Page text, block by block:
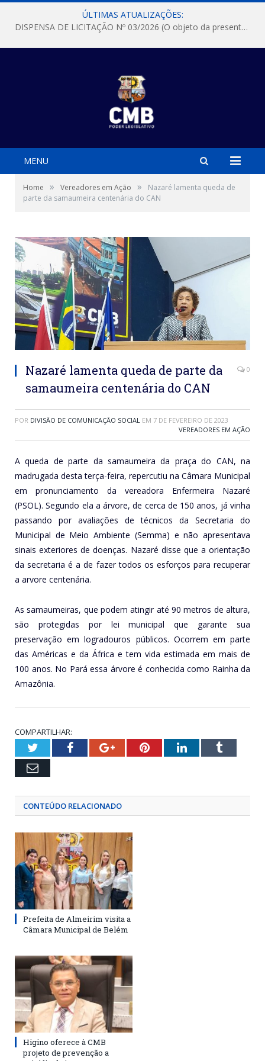
ÚLTIMAS ATUALIZAÇÕES:
DISPENSA DE LICITAÇÃO Nº 03/2026 (O objeto da presente dispensa é a escolha da proposta mais vantajosa para a aquisição, de aparelhos de ar condicionado, tipo Split, com material de instalação e fogão industrial, conforme condições, quantidades e exigências estabelecidas no termo de referencia e neste aviso de contratação direta e seus anexos)
MENU
Home » Vereadores em Ação »
Nazaré lamenta queda de
parte da samaumeira centenária do CAN
Nazaré lamenta queda de parte da
samaumeira centenária do CAN
0
POR DIVISÃO DE COMUNICAÇÃO SOCIAL EM 7 DE FEVEREIRO DE 2023
VEREADORES EM AÇÃO
A queda de parte da samaumeira da praça do CAN, na
madrugada desta terça-feira, repercutiu na Câmara Municipal
em pronunciamento da vereadora Enfermeira Nazaré
(PSOL). Segundo ela a árvore, de cerca de 150 anos, já vinha
passando por avaliações de técnicos da Secretaria do
Municipal de Meio Ambiente (Semma) e não apresentava
sinais exteriores de doenças. Nazaré disse que a orientação
da secretaria é a de fazer todos os esforços para recuperar
a arvore centenária.
As samaumeiras, que podem atingir até 90 metros de altura,
são protegidas por lei municipal que garante sua
preservação em logradouros públicos. Ocorrem em parte
das Américas e da África e tem vida estimada em mais de
100 anos. No Pará essa árvore é conhecida como Rainha da
Amazônia.
COMPARTILHAR:
TwitterFacebookGoogle+PinterestLinkedInTumblr
Email
CONTEÚDO RELACIONADO
Prefeita de Almeirim visita a
Câmara Municipal de Belém
Higino oferece à CMB
projeto de prevenção a